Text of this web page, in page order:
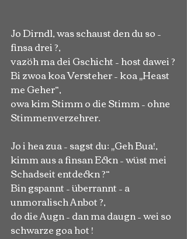
Jo Dirndl, was schaust den du so –
finsa drei ?,
vazöh ma dei Gschicht – host dawei ?
Bi zwoa koa Versteher – koa „Heast
me Geher“,
owa kim Stimm o die Stimm – ohne
Stimmenverzehrer.
Jo i hea zua – sagst du: „Geh Bua!,
kimm aus a finsan Eckn – wüst mei
Schadseit entdeckn ?“
Bin gspannt – überrannt – a
unmoralisch Anbot ?,
do die Augn – dan ma daugn – wei so
schwarze goa hot !